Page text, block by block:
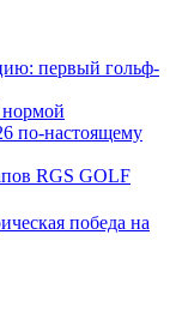
первый гольф-
нормой
по-настоящему
RGS GOLF
победа на